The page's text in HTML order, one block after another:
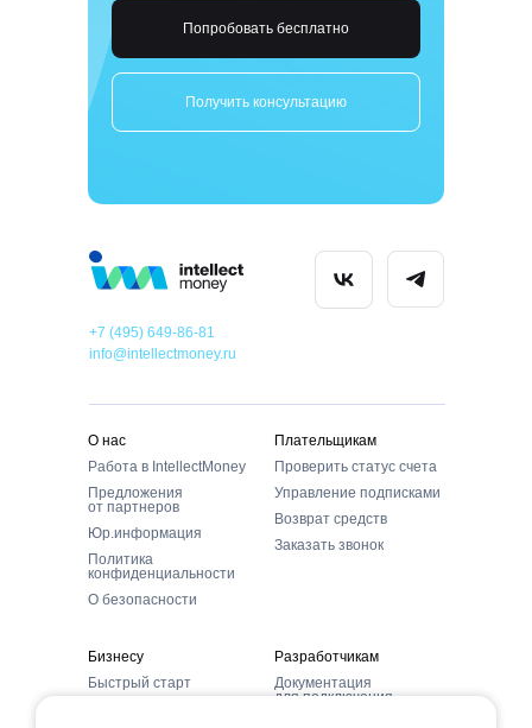
Попробовать бесплатно
Получить консультацию
Плательщикам
Проверить статус счета
Управление подписками
Возврат средств
Заказать звонок
Разработчикам
Документация
для подключения
+7 (495) 649-86-81
info@intellectmoney.ru
О нас
Работа в IntellectMoney
Юр.информация
Предложения
от партнеров
Политика
конфиденциальности
О безопасности
Бизнесу
Быстрый старт